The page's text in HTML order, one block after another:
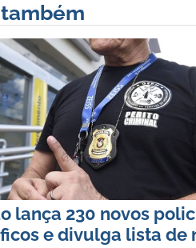
lança 230 novos
e divulga lista de